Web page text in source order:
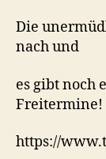
Die
nach und
es gibt noch
Freitermine!
https://